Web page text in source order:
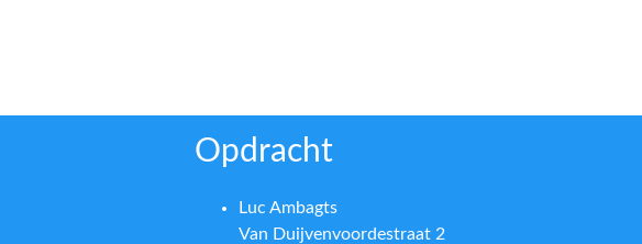
Opdracht
Luc Ambagts
Van Duijvenvoordestraat 2